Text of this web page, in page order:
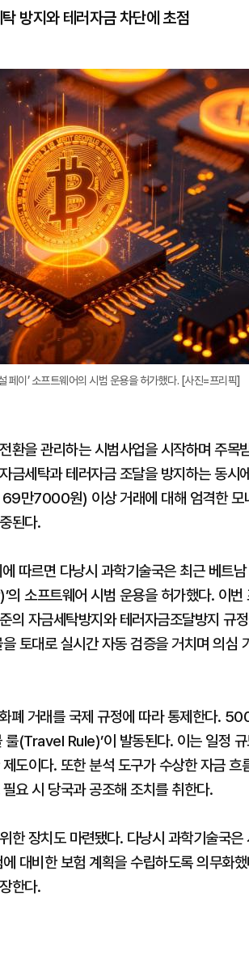
방지와 테러자금 차단에 초점
페이’ 소프트웨어의 시범 운용을 허가했다. [사진=프리픽]
환을 관리하는 시범사업을 시작하며 주목
금세탁과 테러자금 조달을 방지하는 동시
만7000원) 이상 거래에 대해 엄격한 모
된다.
따르면 다낭시 과학기술국은 최근 베트
소프트웨어 시범 운용을 허가했다. 이번
의 자금세탁방지와 테러자금조달방지 규
토대로 실시간 자동 검증을 거치며 의심
폐 거래를 국제 규정에 따라 통제한다.
룰(Travel Rule)’이 발동된다. 이는 일정
도이다. 또한 분석 도구가 수상한 자금 흐
요 시 당국과 공조해 조치를 취한다.
한 장치도 마련됐다. 다낭시 과학기술국은
대비한 보험 계획을 수립하도록 의무화
한다.